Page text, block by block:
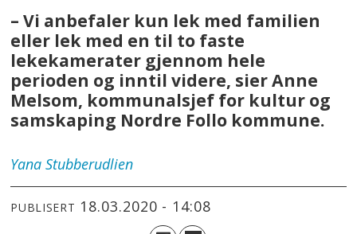
– Vi anbefaler kun lek med familien
eller lek med en til to faste
lekekamerater gjennom hele
perioden og inntil videre, sier Anne
Melsom, kommunalsjef for kultur og
samskaping Nordre Follo kommune.
Yana Stubberudlien
PUBLISERT 18.03.2020 - 14:08